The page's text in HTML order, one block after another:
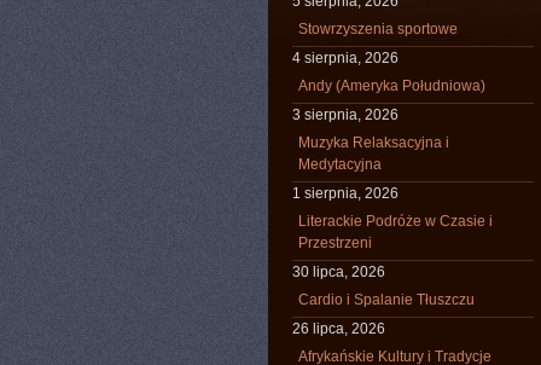
Stowrzyszenia sportowe
4 sierpnia, 2026
Andy (Ameryka Południowa)
3 sierpnia, 2026
Muzyka Relaksacyjna i
Medytacyjna
1 sierpnia, 2026
Literackie Podróże w Czasie i
Przestrzeni
30 lipca, 2026
Cardio i Spalanie Tłuszczu
26 lipca, 2026
Afrykańskie Kultury i Tradycje